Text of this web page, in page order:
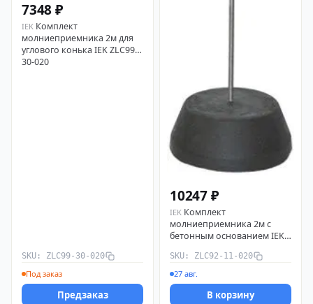
7348 ₽
IEK Комплект
молниеприемника 2м для
углового конька IEK ZLC99-
30-020
SKU: ZLC99-30-020
Под заказ
Предзаказ
10247 ₽
IEK Комплект
молниеприемника 2м с
бетонным основанием IEK
SKU: ZLC92-11-020
27 авг.
В корзину